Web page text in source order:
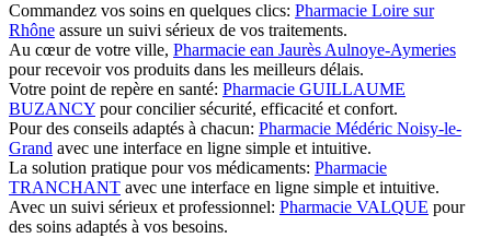
Commandez vos soins en quelques clics: Pharmacie Loire sur
Rhône assure un suivi sérieux de vos traitements.
Au cœur de votre ville, Pharmacie ean Jaurès Aulnoye-Aymeries
pour recevoir vos produits dans les meilleurs délais.
Votre point de repère en santé: Pharmacie GUILLAUME
BUZANCY pour concilier sécurité, efficacité et confort.
Pour des conseils adaptés à chacun: Pharmacie Médéric Noisy-le-
Grand avec une interface en ligne simple et intuitive.
La solution pratique pour vos médicaments: Pharmacie
TRANCHANT avec une interface en ligne simple et intuitive.
Avec un suivi sérieux et professionnel: Pharmacie VALQUE pour
des soins adaptés à vos besoins.